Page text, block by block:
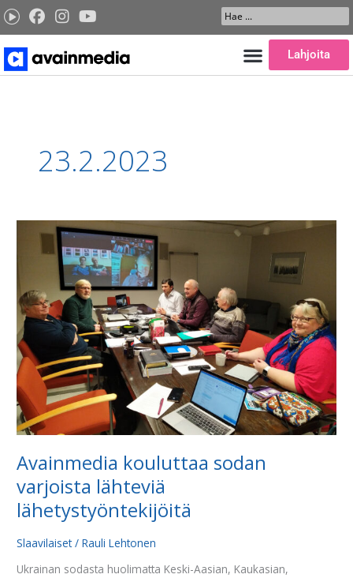
Siirry
sisältöön
Search
...
Lahjoita
23.2.2023
Avainmedia kouluttaa sodan
varjoista lähteviä
lähetystyöntekijöitä
Slaavilaiset/Rauli Lehtonen
Ukrainan sodasta huolimatta Keski-Aasian, Kaukasian,
Avainmedia
kouluttaa
varjoista
lähteviä
lähetystyöntekijöitä